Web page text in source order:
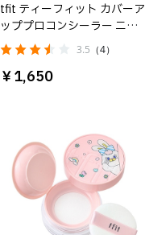
tfit ティーフィット カバーア
ッププロコンシーラー ニュ
ートラル
3.5 （4）
￥1,650